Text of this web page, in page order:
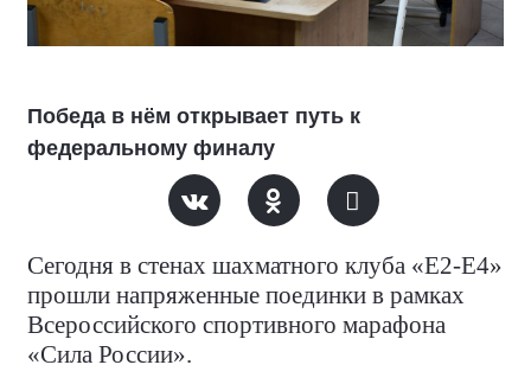
Победа в нём открывает путь к
федеральному финалу
Сегодня в стенах шахматного клуба «Е2-Е4»
прошли напряженные поединки в рамках
Всероссийского спортивного марафона
«Сила России».